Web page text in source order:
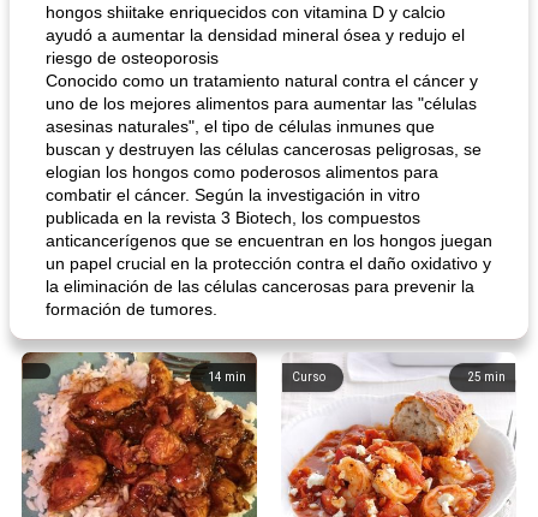
hongos shiitake enriquecidos con vitamina D y calcio
ayudó a aumentar la densidad mineral ósea y redujo el
riesgo de osteoporosis
Conocido como un tratamiento natural contra el cáncer y
uno de los mejores alimentos para aumentar las "células
asesinas naturales", el tipo de células inmunes que
buscan y destruyen las células cancerosas peligrosas, se
elogian los hongos como poderosos alimentos para
combatir el cáncer. Según la investigación in vitro
publicada en la revista 3 Biotech, los compuestos
anticancerígenos que se encuentran en los hongos juegan
un papel crucial en la protección contra el daño oxidativo y
la eliminación de las células cancerosas para prevenir la
formación de tumores.
14 min 25 min
Curso